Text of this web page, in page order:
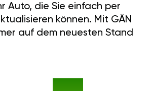
Auto, die Sie einfach per
können. Mit GÄN
auf dem neuesten Stand